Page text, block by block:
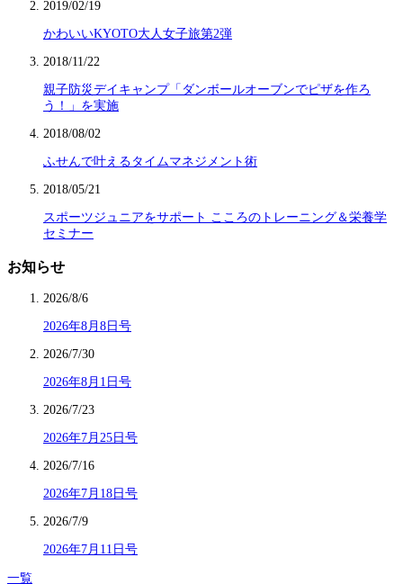
2019/02/19
かわいいKYOTO大人女子旅第2弾
2018/11/22
親子防災デイキャンプ「ダンボールオーブンでピザを作ろ
う！」を実施
2018/08/02
ふせんで叶えるタイムマネジメント術
2018/05/21
スポーツジュニアをサポート こころのトレーニング＆栄養学
セミナー
お知らせ
2026/8/6
2026年8月8日号
2026/7/30
2026年8月1日号
2026/7/23
2026年7月25日号
2026/7/16
2026年7月18日号
2026/7/9
2026年7月11日号
一覧